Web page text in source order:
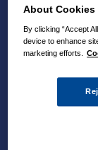
About Cookies
By clicking “Accept
device to enhance
marketing efforts.